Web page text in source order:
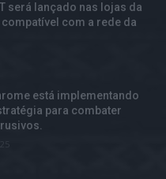
será lançado nas lojas da
compatível com a rede da
está implementando
para combater